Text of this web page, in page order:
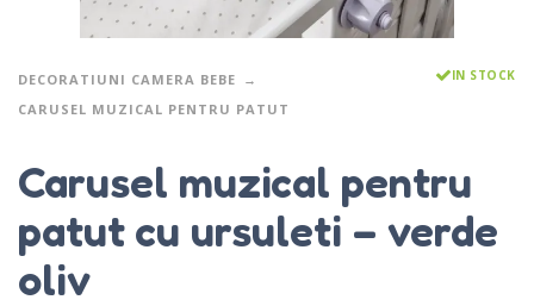
DECORATIUNI CAMERA BEBE
CARUSEL MUZICAL PENTRU PATUT
IN STOCK
Carusel muzical pentru
patut cu ursuleti – verde
oliv